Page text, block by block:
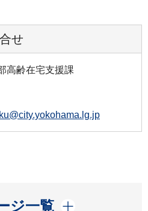
せ
高齢在宅支援課
ジ一覧
開く